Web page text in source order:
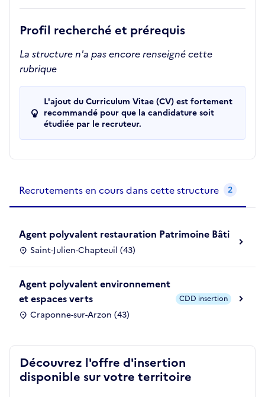
Profil recherché et prérequis
La structure n'a pas encore renseigné cette
rubrique
L'ajout du Curriculum Vitae (CV) est fortement
recommandé pour que la candidature soit
étudiée par le recruteur.
Recrutements en cours dans cette structure 2
Agent polyvalent restauration Patrimoine Bâti
Saint-Julien-Chapteuil (43)
Agent polyvalent environnement
et espaces verts
Craponne-sur-Arzon (43)
CDD insertion
Découvrez l'offre d'insertion
disponible sur votre territoire